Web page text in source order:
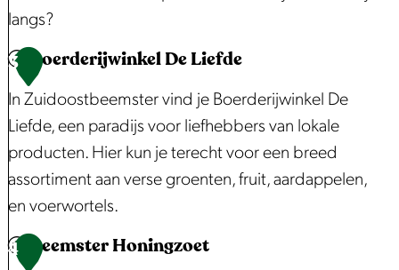
d
i
n
g
H
o
n
i
n
g
t
e
r
r
u
i
t
|
F
langs?
F
u
i
t
t
e
e
3 Boerderijwinkel De Liefde
In Zuidoostbeemster vind je Boerderijwinkel De
Liefde, een paradijs voor liefhebbers van lokale
producten. Hier kun je terecht voor een breed
assortiment aan verse groenten, fruit, aardappelen,
en voerwortels.
B
4 Beemster Honingzoet